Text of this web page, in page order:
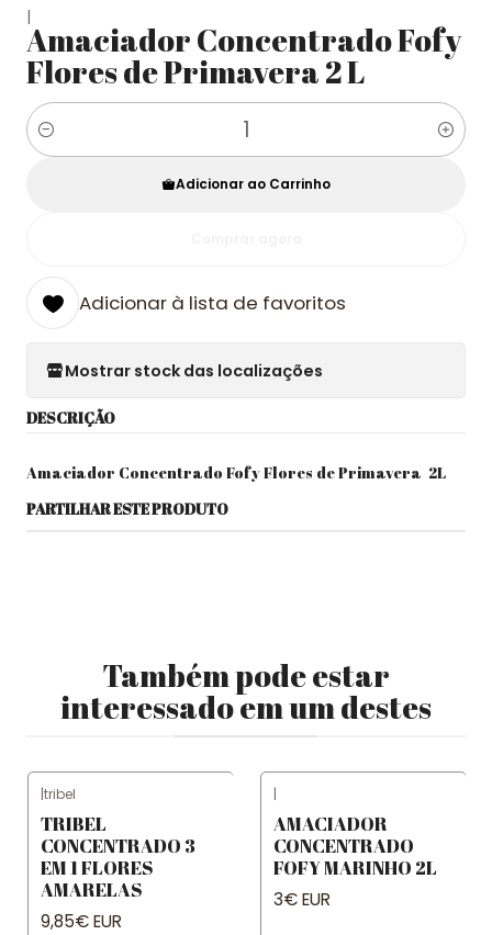
|
Amaciador Concentrado Fofy
Flores de Primavera 2 L
Quantidade
Adicionar ao Carrinho
Adicionar à lista de favoritos
Mostrar stock das localizações
DESCRIÇÃO
Amaciador Concentrado Fofy Flores de Primavera 2L
PARTILHAR ESTE PRODUTO
Também pode estar
interessado em um destes
|tribel
TRIBEL
CONCENTRADO 3
EM 1 FLORES
AMARELAS
9,85€ EUR
|
AMACIADOR
CONCENTRADO
FOFY MARINHO 2L
3€ EUR